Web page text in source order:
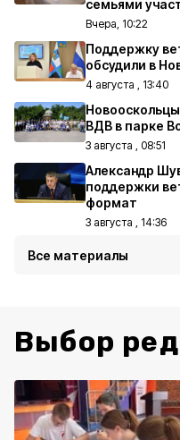
семьями
Вчера, 10:22
Поддержку
обсудили в
4 августа , 13:40
ВДВ в парке
3 августа , 08:51
Александр
поддержки
формат
3 августа , 14:36
Все материалы
Выбор